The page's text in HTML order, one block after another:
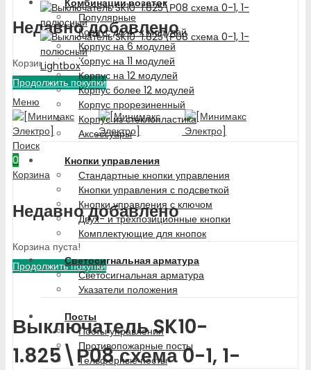
Недавно добавлено
Корзина пуста!
Продолжить покупки
Меню
Поиск
0
Корзина
Недавно добавлено
Корзина пуста!
Продолжить покупки
Комбинации розеток
Популярные
Корпус до 4-х модулей
Корпус на 6 модулей
Корпус на 11 модулей
Корпус на 12 модулей
Корпус более 12 модулей
Корпус прорезиненный
Корпус из стеклопластика
Аксессуары
Кнопки управления
Стандартные кнопки управления
Кнопки управления с подсветкой
Кнопки управления с ключом
Двух- и трехпозиционные кнопки
Комплектующие для кнопок
Светосигнальная арматура
Светосигнальная арматура
Указатели положения
Посты
Посты управления
Противопожарные посты
Тельферные посты
Lightbox
Выключатель SK10-
1.825\Р08 схема 0-1, 1-